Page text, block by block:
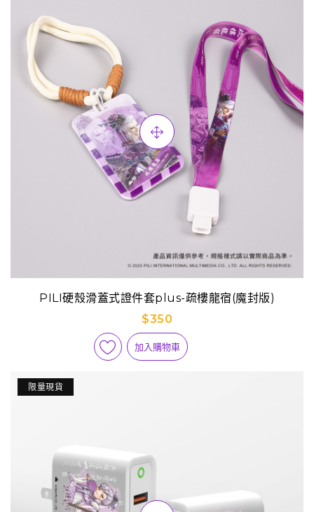
PILI硬殼滑蓋式證件套plus-疏樓龍宿(魔封版)
$350
加入購物車
限量現貨